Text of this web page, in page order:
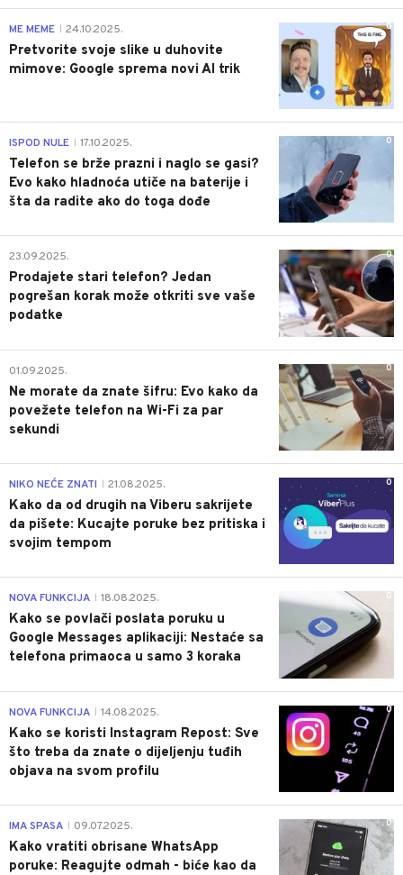
0
ME MEME 24.10.2025.
Pretvorite svoje slike u duhovite
mimove: Google sprema novi AI trik
0
ISPOD NULE 17.10.2025.
Telefon se brže prazni i naglo se gasi?
Evo kako hladnoća utiče na baterije i
šta da radite ako do toga dođe
0
23.09.2025.
Prodajete stari telefon? Jedan
pogrešan korak može otkriti sve vaše
podatke
0
01.09.2025.
Ne morate da znate šifru: Evo kako da
povežete telefon na Wi-Fi za par
sekundi
0
NIKO NEĆE ZNATI 21.08.2025.
Kako da od drugih na Viberu sakrijete
da pišete: Kucajte poruke bez pritiska i
svojim tempom
0
NOVA FUNKCIJA 18.08.2025.
Kako se povlači poslata poruku u
Google Messages aplikaciji: Nestaće sa
telefona primaoca u samo 3 koraka
0
NOVA FUNKCIJA 14.08.2025.
Kako se koristi Instagram Repost: Sve
što treba da znate o dijeljenju tuđih
objava na svom profilu
0
IMA SPASA 09.07.2025.
Kako vratiti obrisane WhatsApp
poruke: Reagujte odmah - biće kao da